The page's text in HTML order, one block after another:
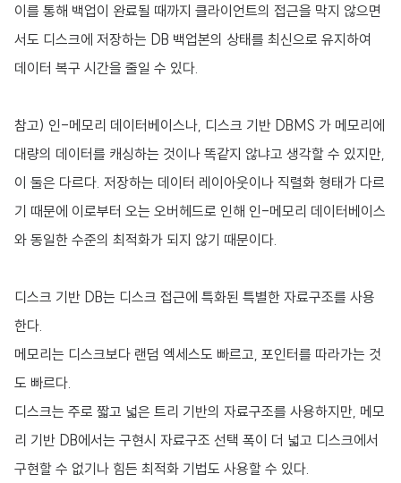
이를 통해 백업이 완료될 때까지 클라이언트의 접근을 막지 않으면
서도 디스크에 저장하는 DB 백업본의 상태를 최신으로 유지하여
데이터 복구 시간을 줄일 수 있다.
참고) 인-메모리 데이터베이스나, 디스크 기반 DBMS 가 메모리에
대량의 데이터를 캐싱하는 것이나 똑같지 않냐고 생각할 수 있지만,
이 둘은 다르다. 저장하는 데이터 레이아웃이나 직렬화 형태가 다르
기 때문에 이로부터 오는 오버헤드로 인해 인-메모리 데이터베이스
와 동일한 수준의 최적화가 되지 않기 때문이다.
디스크 기반 DB는 디스크 접근에 특화된 특별한 자료구조를 사용
한다.
메모리는 디스크보다 랜덤 엑세스도 빠르고, 포인터를 따라가는 것
도 빠르다.
디스크는 주로 짧고 넓은 트리 기반의 자료구조를 사용하지만, 메모
리 기반 DB에서는 구현시 자료구조 선택 폭이 더 넓고 디스크에서
구현할 수 없기나 힘든 최적화 기법도 사용할 수 있다.